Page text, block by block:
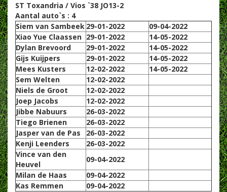
ST Toxandria / Vios `38 JO13-2
Aantal auto`s : 4
Siem van Sambeek 29-01-2022
09-04-2022
Xiao Yue Claassen 29-01-2022
14-05-2022
Dylan Brevoord
29-01-2022
14-05-2022
Gijs Kuijpers
29-01-2022
14-05-2022
Mees Kusters
12-02-2022
14-05-2022
Sem Welten
12-02-2022
Niels de Groot
12-02-2022
Joep Jacobs
12-02-2022
Jibbe Nabuurs
26-03-2022
Tiego Brienen
26-03-2022
Jasper van de Pas
26-03-2022
Kenji Leenders
26-03-2022
Vince van den
Heuvel
09-04-2022
Milan de Haas
09-04-2022
Kas Remmen
09-04-2022